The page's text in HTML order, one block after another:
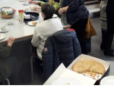
qui ? Toute personne
(Place du Châtelet
réduite Quand ? Le